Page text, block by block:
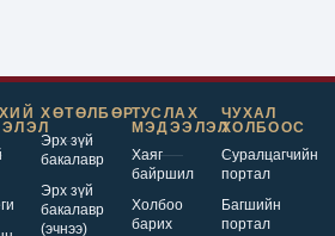
ХӨТӨЛБӨР
Эрх зүй
бакалавр
Эрх зүй
бакалавр
(эчнээ)
ТУСЛАХ
МЭДЭЭЛЭЛ
Хаяг
байршил
Холбоо
барих
ЧУХАЛ
ХОЛБООС
Суралцагчийн
портал
Багшийн
портал